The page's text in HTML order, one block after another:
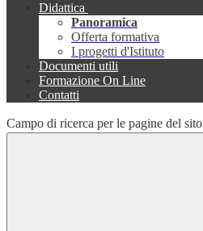
Didattica
Panoramica
Offerta formativa
I progetti d'Istituto
Documenti utili
Formazione On Line
Contatti
Campo di ricerca per le pagine del sito